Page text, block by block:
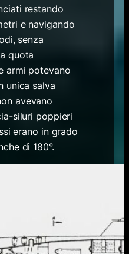
restando
e navigando
senza
quota
armi potevano
unica salva
avevano
siluri poppieri
erano in grado
di 180°.